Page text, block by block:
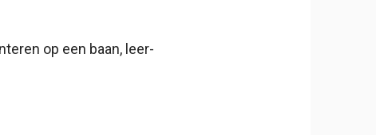
op een baan, leer-